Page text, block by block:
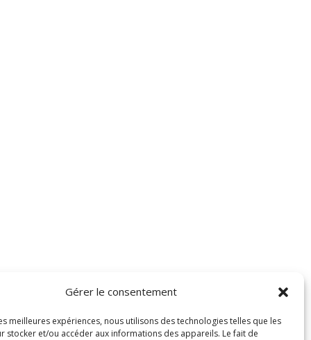
Gérer le consentement
meilleures expériences, nous utilisons des technologies telles que les
stocker et/ou accéder aux informations des appareils. Le fait de